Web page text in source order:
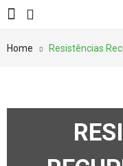
Home Resistências